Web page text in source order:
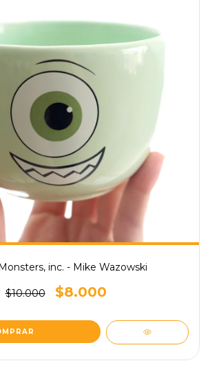
inc. - Mike Wazowski
$10.000 $8.000